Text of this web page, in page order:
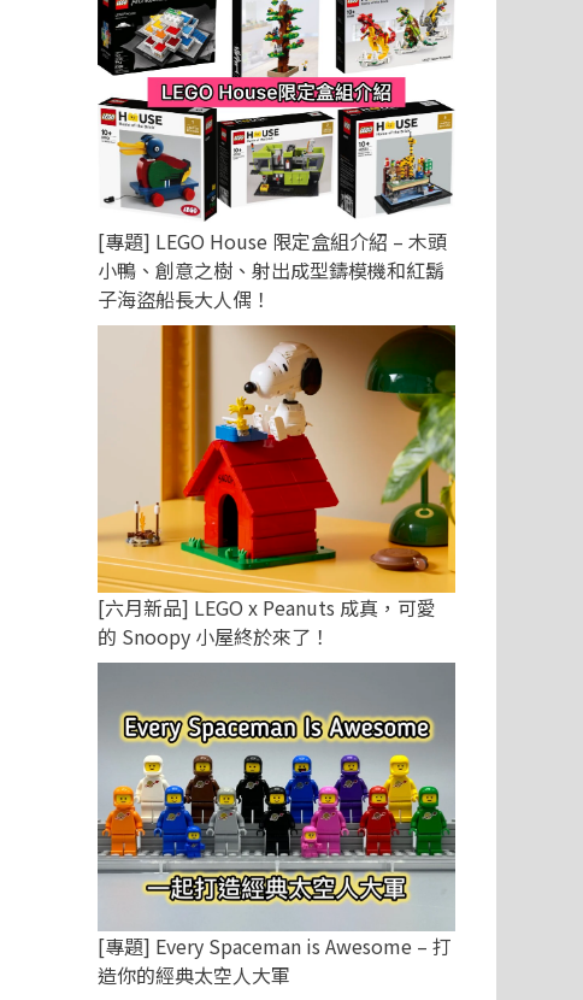
[專題] LEGO House 限定盒組介紹 – 木頭
小鴨、創意之樹、射出成型鑄模機和紅鬍
子海盜船長大人偶！
[六月新品] LEGO x Peanuts 成真，可愛
的 Snoopy 小屋終於來了！
[專題] Every Spaceman is Awesome – 打
造你的經典太空人大軍